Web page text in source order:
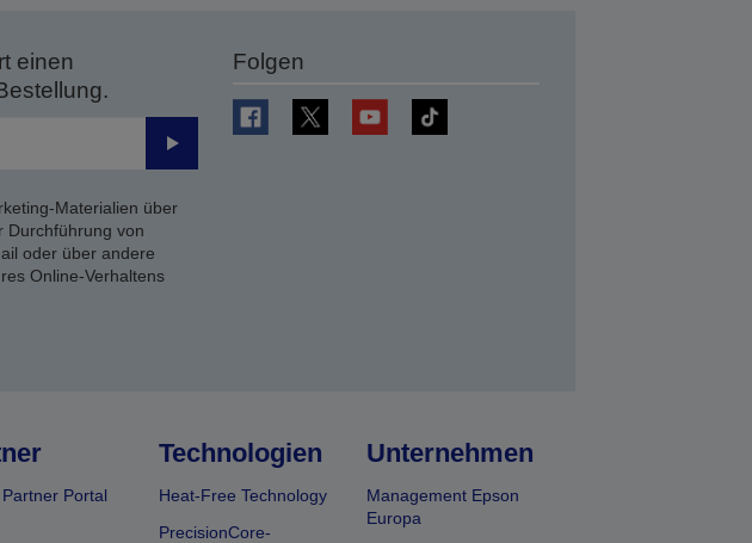
einen
Senden
Materialien über
Durchführung von
oder über andere
Online-Verhaltens
Folgen
Portal
Technologien
Heat-Free Technology
PrecisionCore-
Unternehmen
Management Epson
Europa